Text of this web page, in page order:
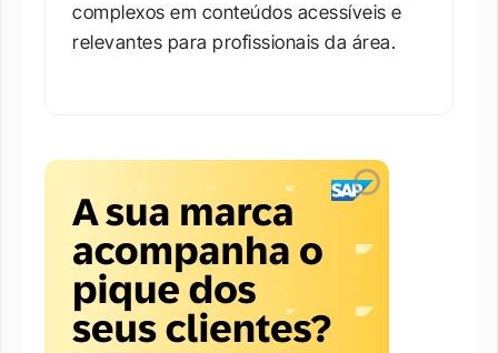
complexos em conteúdos acessíveis e
relevantes para profissionais da área.​